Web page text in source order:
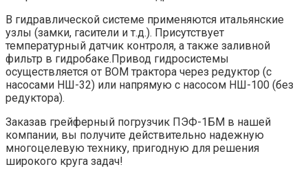
В гидравлической системе применяются итальянские
узлы (замки, гасители и т.д.). Присутствует
температурный датчик контроля, а также заливной
фильтр в гидробаке.Привод гидросистемы
осуществляется от ВОМ трактора через редуктор (с
насосами НШ-32) или напрямую с насосом НШ-100 (без
редуктора).
Заказав грейферный погрузчик ПЭФ-1БМ в нашей
компании, вы получите действительно надежную
многоцелевую технику, пригодную для решения
широкого круга задач!